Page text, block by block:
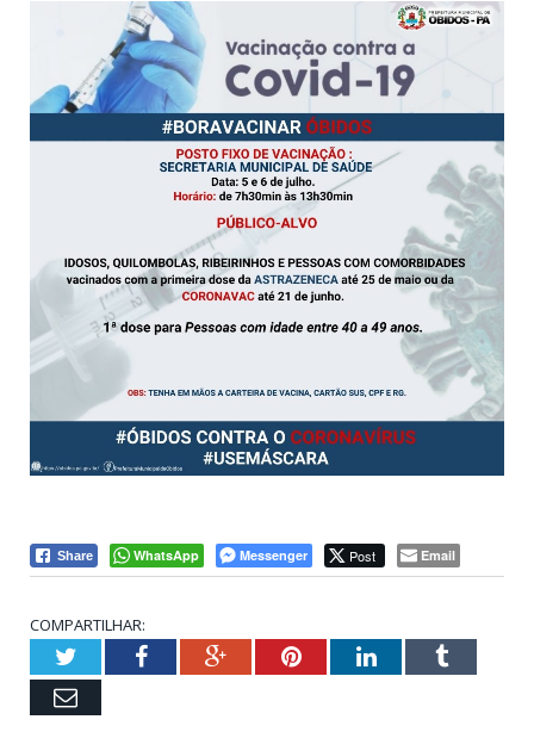
Share WhatsApp Messenger Post Email
COMPARTILHAR:
TwitterFacebookGoogle+PinterestLinkedInTumblr
Email